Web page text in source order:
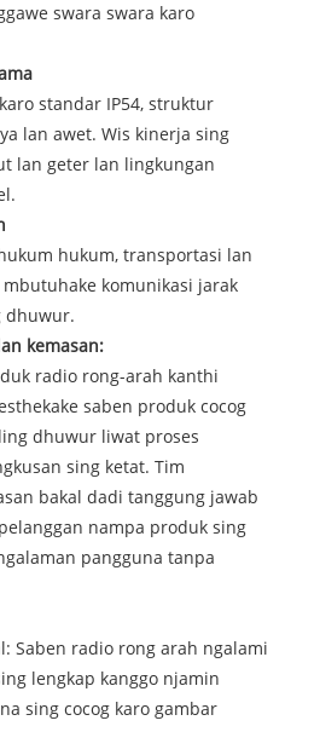
swara swara karo
standar IP54, struktur
lan awet. Wis kinerja sing
lan geter lan lingkungan
hukum, transportasi lan
komunikasi jarak
dhuwur.
kemasan:
radio rong-arah kanthi
saben produk cocog
dhuwur liwat proses
sing ketat. Tim
bakal dadi tanggung jawab
nampa produk sing
pangguna tanpa
Saben radio rong arah ngalami
lengkap kanggo njamin
sing cocog karo gambar